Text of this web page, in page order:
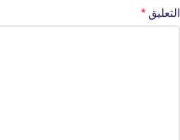
التعليق *